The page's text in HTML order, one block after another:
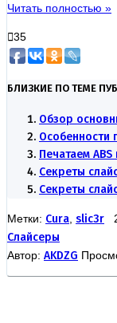
Читать полностью »
35
БЛИЗКИЕ ПО ТЕМЕ
Обзор
Особенности
Печатаем
Секреты
Секреты
Метки: Cura slic3r
Слайсеры
Автор: AKDZG